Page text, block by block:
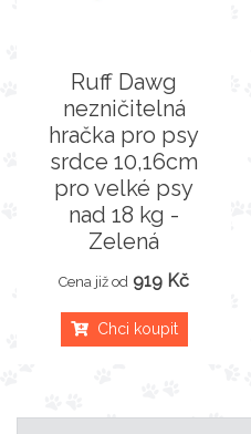
Ruff Dawg
nezničitelná
hračka pro psy
srdce 10,16cm
pro velké psy
nad 18 kg -
Zelená
Cena již od 919 Kč
Chci koupit